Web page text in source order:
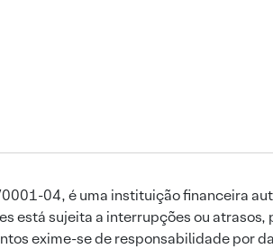
04, é uma instituição financeira
está sujeita a interrupções ou
exime-se de responsabilidade por